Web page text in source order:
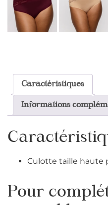
Caractéristiques
Informations
Culotte taille haute
Pour